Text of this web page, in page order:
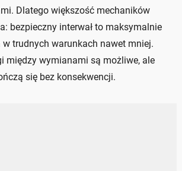
Dlatego większość mechaników
bezpieczny interwał to maksymalnie
trudnych warunkach nawet mniej.
między wymianami są możliwe, ale
się bez konsekwencji.